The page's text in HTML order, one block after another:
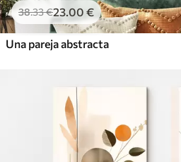
38.33€23.00 €
Una pareja abstracta